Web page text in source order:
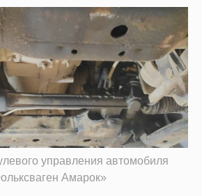
управления автомобиля
Амарок»